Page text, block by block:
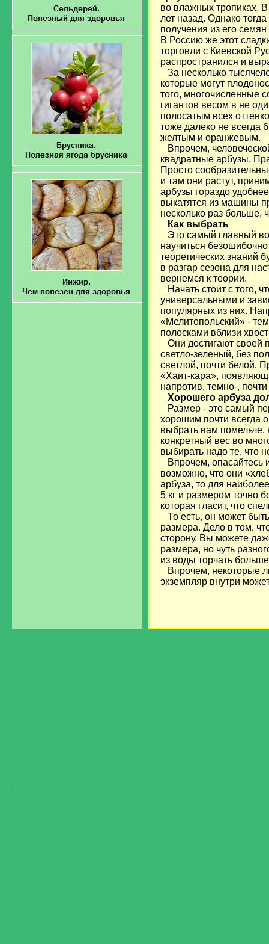
во влажных тропиках.
лет назад. Однако
получения из его
В Россию же этот
торговли с Киевской
распространился и
За несколько
которые могут
того, многочисленные
гигантов весом в не
полосатым всех
тоже далеко не
желтым и оранжевым.
Впрочем,
квадратные арбузы.
Просто
и там они растут,
арбузы гораздо
выкатятся из машины
несколько раз больше,
Как выбрать
Это самый главный
научиться
теоретических знаний
в разгар сезона для
вернемся к теории.
Начать стоит с того,
универсальными и
популярных из них.
«Мелитопольский» -
полосками вблизи
Они достигают своей
светло-зеленый, без
светлой, почти белой.
«Хаит-кара»,
напротив, темно-,
Хорошего арбуза
Размер - это самый
хорошим почти всегда
выбрать вам помельче,
конкретный вес во
выбирать надо те, что
Впрочем, опасайтесь
возможно, что они
арбуза, то для
5 кг и размером точно
которая гласит, что
То есть, он может
размера. Дело в том,
сторону. Вы можете
размера, но чуть
из воды торчать
Впрочем, некоторые
экземпляр внутри